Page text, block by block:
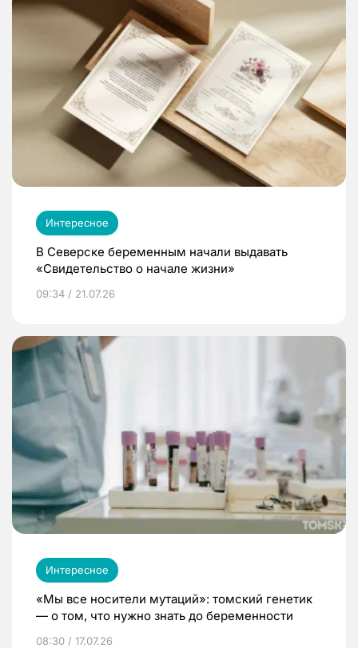
Интересное
В Северске беременным начали выдавать
«Свидетельство о начале жизни»
09:34 / 21.07.26
Интересное
«Мы все носители мутаций»: томский генетик
— о том, что нужно знать до беременности
08:30 / 17.07.26